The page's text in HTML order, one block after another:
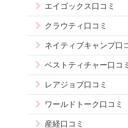
エイゴックス口コミ
クラウティ口コミ
ネイティブキャンプ口
ベストティチャー口コミ
レアジョブ口コミ
ワールドトーク口コミ
産経口コミ